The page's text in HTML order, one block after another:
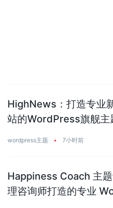
HighNews：打造专业
站的WordPress旗舰主
wordpress主题 • 7小时前
Happiness Coach 主
理咨询师打造的专业